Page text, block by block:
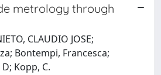
metrology through
CLAUDIO JOSE;
Bontempi, Francesca;
Kopp, C.